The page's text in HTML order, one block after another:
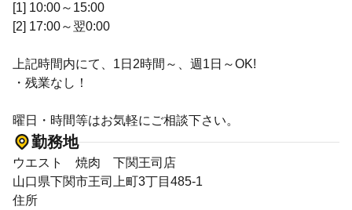
[1] 10:00～15:00
[2] 17:00～翌0:00
上記時間内にて、1日2時間～、週1日～OK!
・残業なし！
曜日・時間等はお気軽にご相談下さい。
勤務地
ウエスト 焼肉 下関王司店
山口県下関市王司上町3丁目485-1
住所